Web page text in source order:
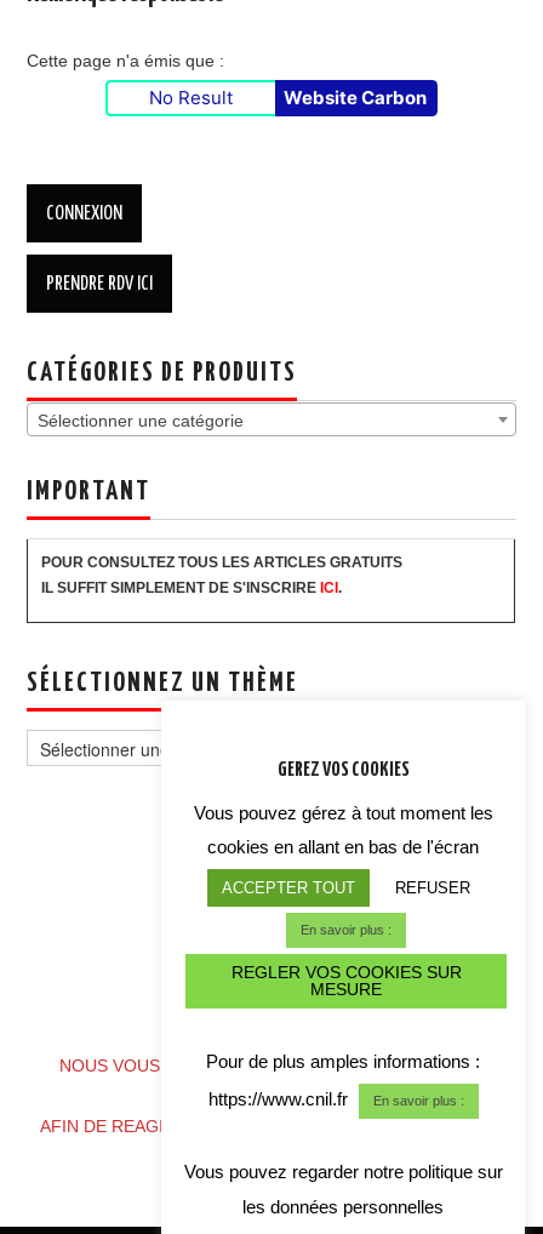
Cette page n'a émis que :
No Result Website Carbon
CATÉGORIES DE PRODUITS
Sélectionner une catégorie
IMPORTANT
POUR CONSULTEZ TOUS LES ARTICLES GRATUITS
IL SUFFIT SIMPLEMENT DE S'INSCRIRE ICI.
SÉLECTIONNEZ UN THÈME
un
thème
ALERTE CYBER CRISE
NOUS VOUS CONSEILLONS DE TELECHARGER NOS
COORDONNES
AFIN DE REAGIR RAPIDEMENT EN CAS DE CRISE CYBER
GEREZ VOS COOKIES
Vous pouvez gérez à tout moment les
cookies en allant en bas de l'écran
ACCEPTER TOUT REFUSER
En savoir plus :
REGLER VOS COOKIES SUR
MESURE
Pour de plus amples informations :
https://www.cnil.fr
En savoir plus :
Vous pouvez regarder notre politique sur
les données personnelles